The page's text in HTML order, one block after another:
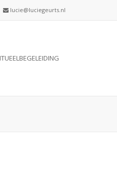
lucie@luciegeurts.nl